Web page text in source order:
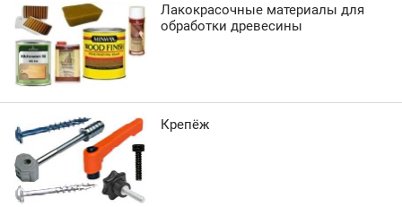
Лакокрасочные материалы для
обработки древесины
Крепёж